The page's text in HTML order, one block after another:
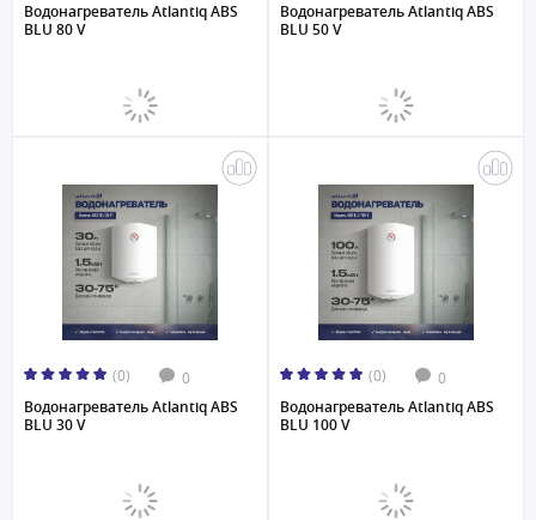
Водонагреватель Atlantiq ABS
BLU 80 V
Водонагреватель Atlantiq ABS
BLU 50 V
(0) 0
Водонагреватель Atlantiq ABS
BLU 30 V
(0) 0
Водонагреватель Atlantiq ABS
BLU 100 V